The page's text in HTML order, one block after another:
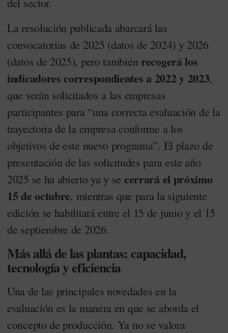
La resolución publicada abarcará las
convocatorias de 2025 (datos de 2024) y 2026
(datos de 2025), pero también recogerá los
indicadores correspondientes a 2022 y 2023,
que serán solicitados a las empresas
participantes para “una correcta evaluación de la
trayectoria de la empresa conforme a los
objetivos de este nuevo programa”. El plazo de
presentación de las solicitudes para este año
2025 se ha abierto ya y se cerrará el próximo
15 de octubre, mientras que para la siguiente
edición se habilitará entre el 15 de junio y el 15
de septiembre de 2026.
Más allá de las plantas: capacidad,
tecnología y eficiencia
Una de las principales novedades en la
evaluación es la manera en que se aborda el
concepto de producción. Ya no se valora